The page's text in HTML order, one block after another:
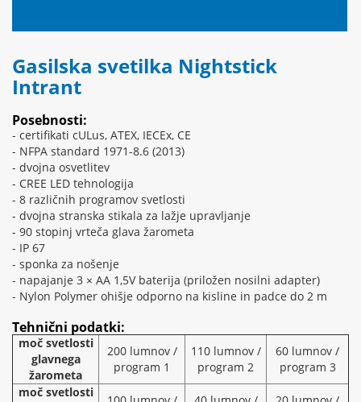
Gasilska svetilka Nightstick
Intrant
Posebnosti:
- certifikati cULus, ATEX, IECEx, CE
- NFPA standard 1971-8.6 (2013)
- dvojna osvetlitev
- CREE LED tehnologija
- 8 različnih programov svetlosti
- dvojna stranska stikala za lažje upravljanje
- 90 stopinj vrteča glava žarometa
- IP 67
- sponka za nošenje
- napajanje 3 × AA 1,5V baterija (priložen nosilni adapter)
- Nylon Polymer ohišje odporno na kisline in padce do 2 m
Tehnični podatki:
moč svetlosti
glavnega
žarometa
200 lumnov /
program 1
110 lumnov /
program 2
60 lumnov /
program 3
moč svetlosti